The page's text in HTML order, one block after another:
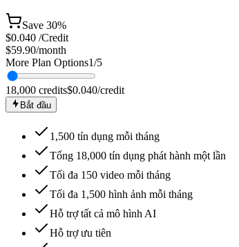
Save 30%
$0.040 /Credit
$59.90/month
More Plan Options1/5
18,000 credits$0.040/credit
Bắt đầu
1,500 tín dụng mỗi tháng
Tổng 18,000 tín dụng phát hành một lần
Tối đa 150 video mỗi tháng
Tối đa 1,500 hình ảnh mỗi tháng
Hỗ trợ tất cả mô hình AI
Hỗ trợ ưu tiên